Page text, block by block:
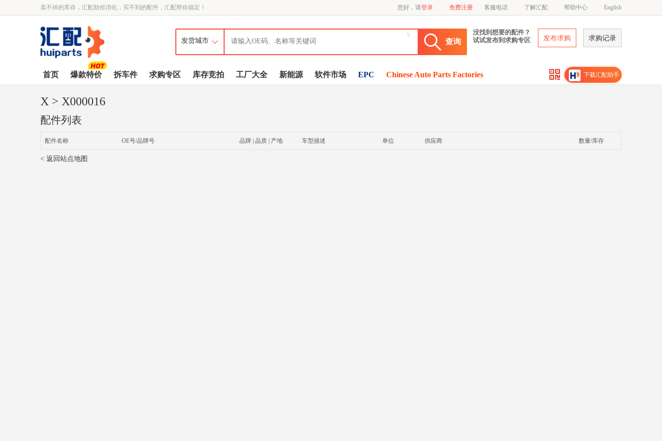
卖不掉的库存，汇配助你消化；买不到的配件，汇配帮你搞定！ 您好，请登录 免费注册 客服电话 了解汇配 帮助中心 English
查询
x
没找到想要的配件？
试试发布到求购专区
发布求购 求购记录
首页 爆款特价 拆车件 求购专区 库存竞拍 工厂大全 新能源 软件市场 EPC Chinese Auto Parts Factories 下载汇配助手
X > X000016
配件列表
配件名称 OE号/品牌号 品牌 | 品质 | 产地 车型描述 单位 供应商 数量/库存
< 返回站点地图